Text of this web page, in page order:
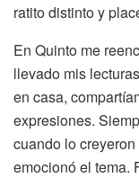
ratito distinto y
En Quinto me
llevado mis
en casa,
expresiones.
cuando lo
emocionó el tema.